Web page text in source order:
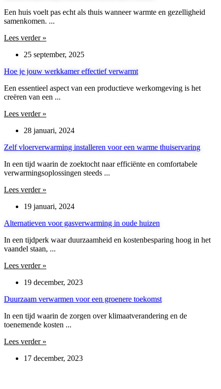
Een huis voelt pas echt als thuis wanneer warmte en gezelligheid
samenkomen. ...
Lees verder »
25 september, 2025
Hoe je jouw werkkamer effectief verwarmt
Een essentieel aspect van een productieve werkomgeving is het
creëren van een ...
Lees verder »
28 januari, 2024
Zelf vloerverwarming installeren voor een warme thuiservaring
In een tijd waarin de zoektocht naar efficiënte en comfortabele
verwarmingsoplossingen steeds ...
Lees verder »
19 januari, 2024
Alternatieven voor gasverwarming in oude huizen
In een tijdperk waar duurzaamheid en kostenbesparing hoog in het
vaandel staan, ...
Lees verder »
19 december, 2023
Duurzaam verwarmen voor een groenere toekomst
In een tijd waarin de zorgen over klimaatverandering en de
toenemende kosten ...
Lees verder »
17 december, 2023